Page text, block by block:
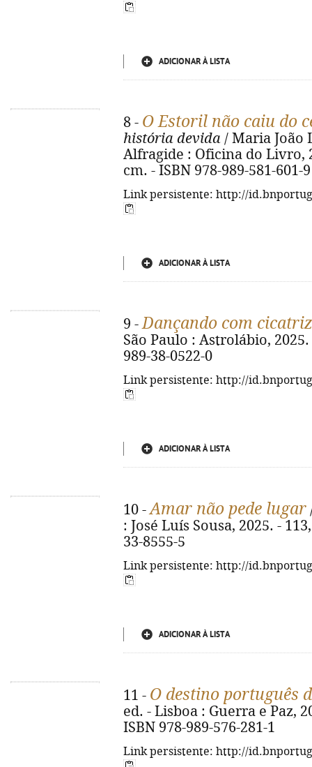
ADICIONAR À LISTA
8 - O Estoril não caiu do
história devida / Maria João
Alfragide : Oficina do Livro,
cm. - ISBN 978-989-581-601-9
Link persistente: http://
ADICIONAR À LISTA
9 -Dançando com
São Paulo : Astrolábio,
989-38-0522-0
Link persistente: http://
ADICIONAR À LISTA
10 -Amar não pede lugar
: José Luís Sousa, 2025. -
33-8555-5
Link persistente: http://
ADICIONAR À LISTA
11 - O destino português
ed. - Lisboa : Guerra e Paz,
ISBN 978-989-576-281-1
Link persistente: http://